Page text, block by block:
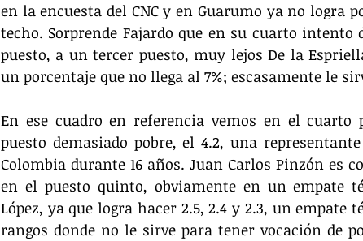
en la encuesta del CNC y en Guarumo ya no logra
techo. Sorprende Fajardo que en su cuarto
puesto, a un tercer puesto, muy lejos De la
un porcentaje que no llega al 7%; escasamente le
En ese cuadro en referencia vemos en el cuarto
puesto demasiado pobre, el 4.2, una
Colombia durante 16 años. Juan Carlos Pinzón es
en el puesto quinto, obviamente en un empate
López, ya que logra hacer 2.5, 2.4 y 2.3, un empate
rangos donde no le sirve para tener vocación de